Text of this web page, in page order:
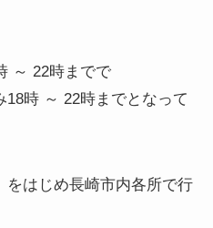
～ 22時までで
時 ～ 22時までとなって
をはじめ長崎市内各所で行